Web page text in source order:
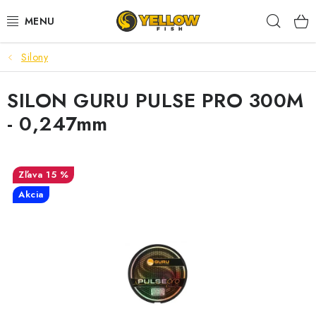
na
NOVINKY 2026
LETNÉ ZĽAVY
HALDORADO
PRÚTY
NAVIJAKY
Silony
SILON GURU PULSE PRO 300M
- 0,247mm
15 %
Akcia